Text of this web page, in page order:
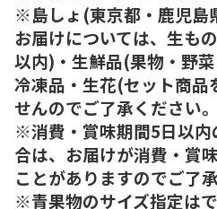
※島しょ(東京都・鹿児島
お届けについては、生も
以内)・生鮮品(果物・野
冷凍品・生花(セット商品
せんのでご了承ください。
※消費・賞味期間5日以内
合は、お届けが消費・賞
ことがありますのでご了
※青果物のサイズ指定は